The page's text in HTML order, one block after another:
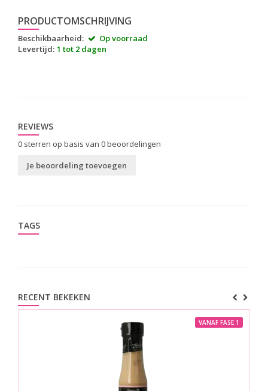
PRODUCTOMSCHRIJVING
Beschikbaarheid:
Op voorraad
Levertijd: 1 tot 2 dagen
REVIEWS
0 sterren op basis van 0beoordelingen
Je beoordeling toevoegen
TAGS
RECENT BEKEKEN
VANAF FASE 1